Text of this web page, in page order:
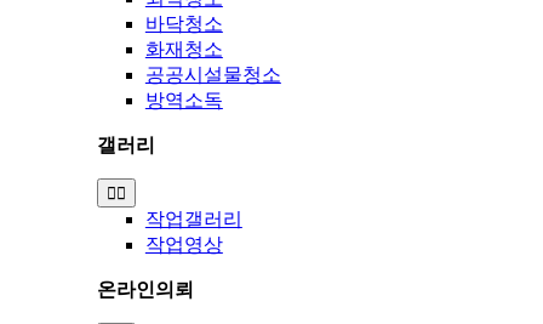
바닥청소
화재청소
공공시설물청소
방역소독
갤러리
Toggle
Navigation
작업갤러리
작업영상
온라인의뢰